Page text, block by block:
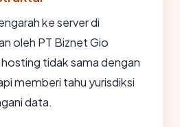
ke server di
oleh PT Biznet Gio
tidak sama dengan
memberi tahu yurisdiksi
data.